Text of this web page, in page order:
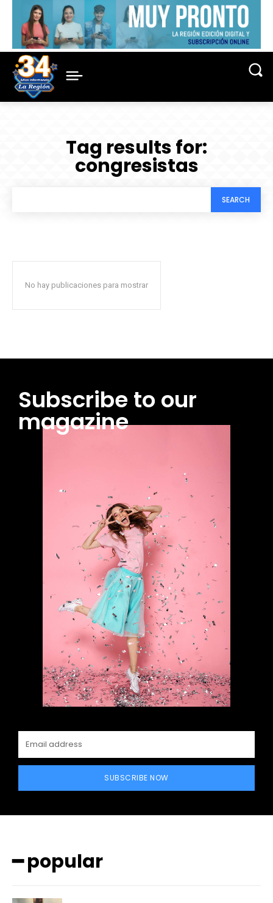
Tag results for:
congresistas
SEARCH
No hay publicaciones para mostrar
Subscribe to our
magazine
SUBSCRIBE NOW
━ popular